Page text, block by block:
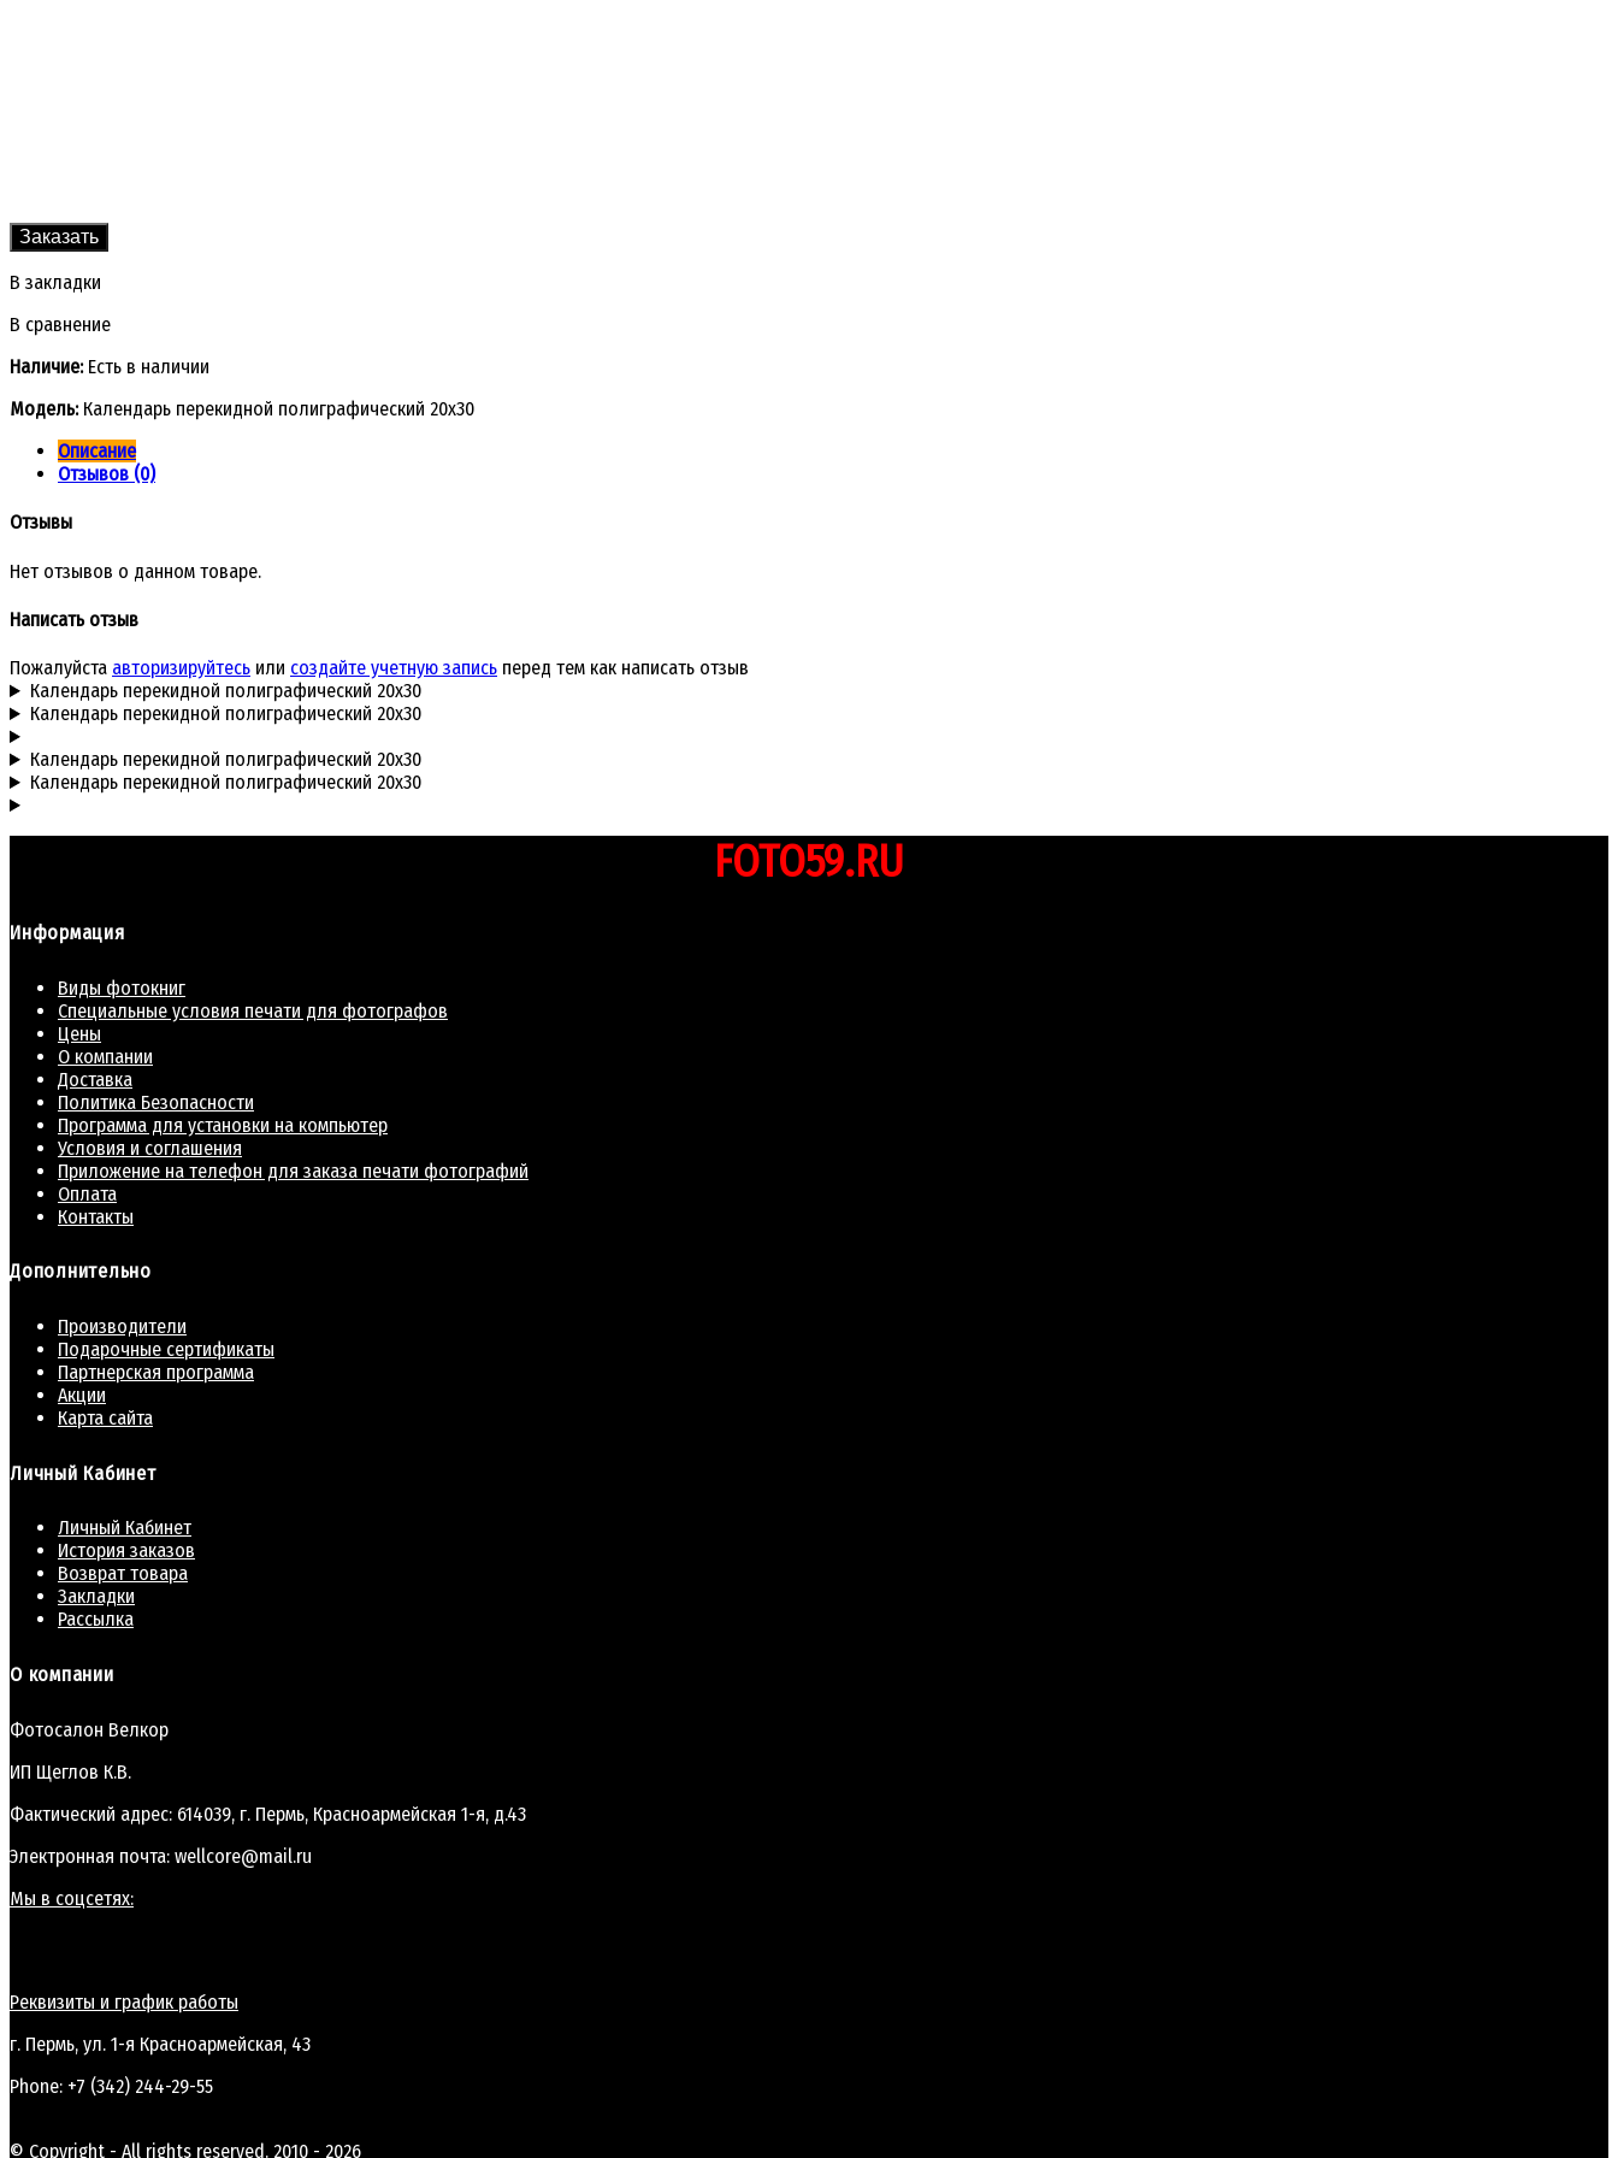
Заказать
В закладки
В сравнение
Наличие:Есть в наличии
Модель: Календарь перекидной полиграфический 20x30
Описание
Отзывов (0)
Отзывы
Нет отзывов о данном товаре.
Написать отзыв
Пожалуйста авторизируйтесь или создайте учетную запись перед тем как написать отзыв
Календарь перекидной полиграфический 20x30
Календарь перекидной полиграфический 20x30
Календарь перекидной полиграфический 20x30
Календарь перекидной полиграфический 20x30
FOTO59.RU
Информация
Виды фотокниг
Специальные условия печати для фотографов
Цены
О компании
Доставка
Политика Безопасности
Программа для установки на компьютер
Условия и соглашения
Приложение на телефон для заказа печати фотографий
Оплата
Контакты
Дополнительно
Производители
Подарочные сертификаты
Партнерская программа
Акции
Карта сайта
Личный Кабинет
Личный Кабинет
История заказов
Возврат товара
Закладки
Рассылка
О компании
Фотосалон Велкор
ИП Щеглов К.В.
Фактический адрес: 614039, г. Пермь, Красноармейская 1-я, д.43
Электронная почта: wellcore@mail.ru
Мы в соцсетях:
Реквизиты и график работы
г. Пермь, ул. 1-я Красноармейская, 43
Phone: +7 (342) 244-29-55
© Copyright - All rights reserved. 2010 - 2026